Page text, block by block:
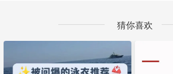
猜你喜欢